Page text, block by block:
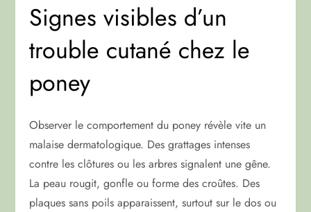
Signes visibles d’un
trouble cutané chez le
poney
Observer le comportement du poney révèle vite un
malaise dermatologique. Des grattages intenses
contre les clôtures ou les arbres signalent une gêne.
La peau rougit, gonfle ou forme des croûtes. Des
plaques sans poils apparaissent, surtout sur le dos ou